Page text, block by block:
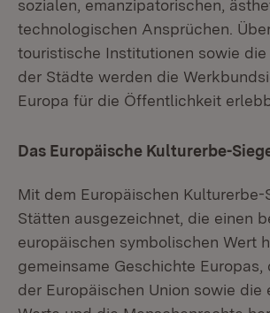
sozialen, emanzipatorischen,
technologischen Ansprüchen.
touristische Institutionen sowie
der Städte werden die
Europa für die Öffentlichkeit
Das Europäische Kulturerbe-
Mit dem Europäischen
Stätten ausgezeichnet, die einen
europäischen symbolischen Wert
gemeinsame Geschichte Europas,
der Europäischen Union sowie die